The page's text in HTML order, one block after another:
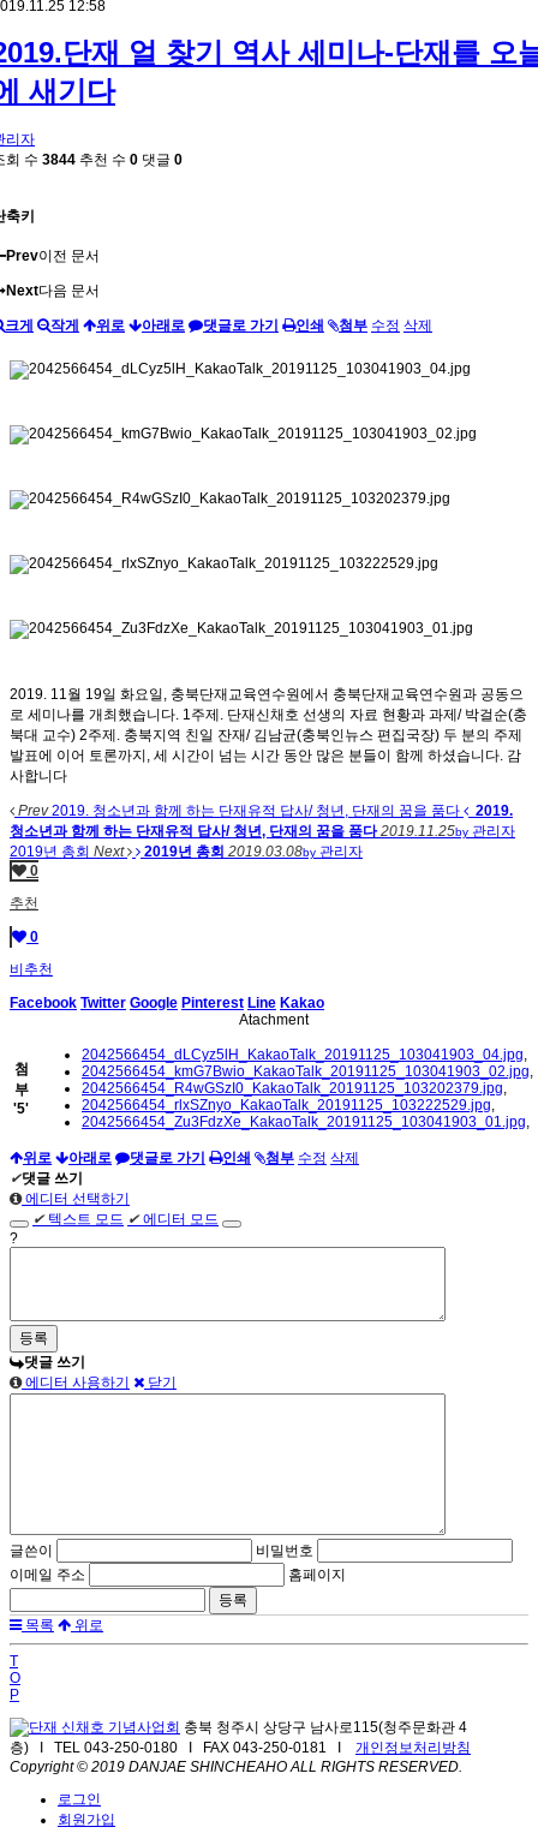
12:58
단재 얼 찾기 역사 세미나-단재를 오
새기다
리자
회 수 3844 추천 수 0 댓글 0
축키
Prev이전 문서
Next다음 문서
크게 작게 위로 아래로 댓글로 가기 인쇄 첨부 수정 삭제
2019. 11월 19일 화요일, 충북단재교육연수원에서 충북단재교육연수원과 공동으
로 세미나를 개최했습니다. 1주제. 단재신채호 선생의 자료 현황과 과제/ 박걸순(충
북대 교수) 2주제. 충북지역 친일 잔재/ 김남균(충북인뉴스 편집국장) 두 분의 주제
발표에 이어 토론까지, 세 시간이 넘는 시간 동안 많은 분들이 함께 하셨습니다. 감
사합니다
Prev2019. 청소년과 함께 하는 단재유적 답사/ 청년, 단재의 꿈을 품다
2019.
청소년과 함께 하는 단재유적 답사/ 청년, 단재의 꿈을 품다 2019.11.25by 관리자
2019년 총회 Next 2019년 총회 2019.03.08by 관리자
0
추천
0
비추천
Facebook Twitter Google Pinterest Line Kakao
Atachment
첨
부
'5'
2042566454_dLCyz5lH_KakaoTalk_20191125_103041903_04.jpg,
2042566454_kmG7Bwio_KakaoTalk_20191125_103041903_02.jpg,
2042566454_R4wGSzI0_KakaoTalk_20191125_103202379.jpg,
2042566454_rlxSZnyo_KakaoTalk_20191125_103222529.jpg,
2042566454_Zu3FdzXe_KakaoTalk_20191125_103041903_01.jpg,
위로 아래로 댓글로 가기 인쇄 첨부 수정 삭제
✔댓글 쓰기
에디터 선택하기
✔ 텍스트 모드 ✔에디터 모드
?
댓글 쓰기
에디터 사용하기
닫기
글쓴이
비밀번호
이메일 주소
홈페이지
목록 위로
T
O
P
충북 청주시 상당구 남사로115(청주문화관 4
층) I TEL 043-250-0180 I FAX 043-250-0181 I 개인정보처리방침
Copyright © 2019 DANJAE SHINCHEAHO ALL RIGHTS RESERVED.
로그인
회원가입